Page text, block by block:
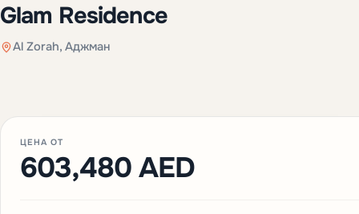
Glam Residence
Al Zorah, Аджман
ЦЕНА ОТ
603,480 AED